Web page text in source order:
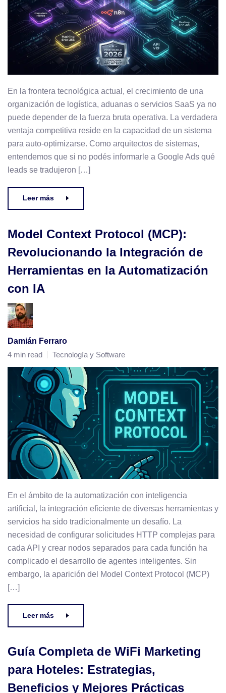
En la frontera tecnológica actual, el crecimiento de una
organización de logística, aduanas o servicios SaaS ya no
puede depender de la fuerza bruta operativa. La verdadera
ventaja competitiva reside en la capacidad de un sistema
para auto-optimizarse. Como arquitectos de sistemas,
entendemos que si no podés informarle a Google Ads qué
leads se tradujeron […]
Leer más
Model Context Protocol (MCP):
Revolucionando la Integración de
Herramientas en la Automatización
con IA
Damián Ferraro
4 min read
Tecnología y Software
En el ámbito de la automatización con inteligencia
artificial, la integración eficiente de diversas herramientas y
servicios ha sido tradicionalmente un desafío. La
necesidad de configurar solicitudes HTTP complejas para
cada API y crear nodos separados para cada función ha
complicado el desarrollo de agentes inteligentes. Sin
embargo, la aparición del Model Context Protocol (MCP)
[…]
Leer más
Guía Completa de WiFi Marketing
para Hoteles: Estrategias,
Beneficios y Mejores Prácticas